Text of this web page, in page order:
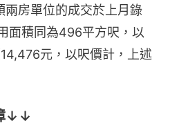
房單位的成交於上月錄
面積同為496平方呎，以
元，以呎價計，上述
↓↓